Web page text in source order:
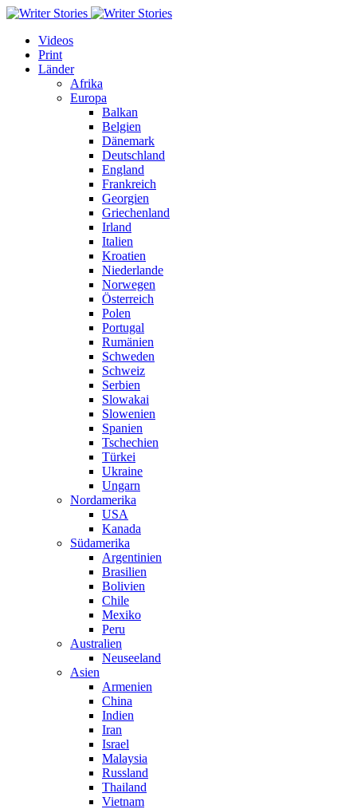
Videos
Print
Länder
Afrika
Europa
Balkan
Belgien
Dänemark
Deutschland
England
Frankreich
Georgien
Griechenland
Irland
Italien
Kroatien
Niederlande
Norwegen
Österreich
Polen
Portugal
Rumänien
Schweden
Schweiz
Serbien
Slowakai
Slowenien
Spanien
Tschechien
Türkei
Ukraine
Ungarn
Nordamerika
USA
Kanada
Südamerika
Argentinien
Brasilien
Bolivien
Chile
Mexiko
Peru
Australien
Neuseeland
Asien
Armenien
China
Indien
Iran
Israel
Malaysia
Russland
Thailand
Vietnam